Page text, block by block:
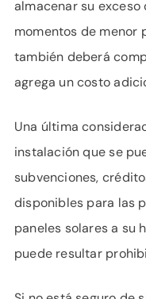
almacenar su
momentos de menor
también deberá
agrega un costo
Una última
instalación que se
subvenciones,
disponibles para las
paneles solares a su
puede resultar